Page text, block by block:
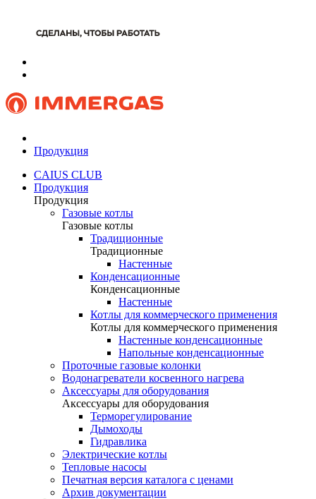
Продукция
CAIUS CLUB
Продукция
Продукция
Газовые котлы
Газовые котлы
Традиционные
Традиционные
Настенные
Конденсационные
Конденсационные
Настенные
Котлы для коммерческого применения
Котлы для коммерческого применения
Настенные конденсационные
Напольные конденсационные
Проточные газовые колонки
Водонагреватели косвенного нагрева
Аксессуары для оборудования
Аксессуары для оборудования
Терморегулирование
Дымоходы
Гидравлика
Электрические котлы
Тепловые насосы
Печатная версия каталога с ценами
Архив документации